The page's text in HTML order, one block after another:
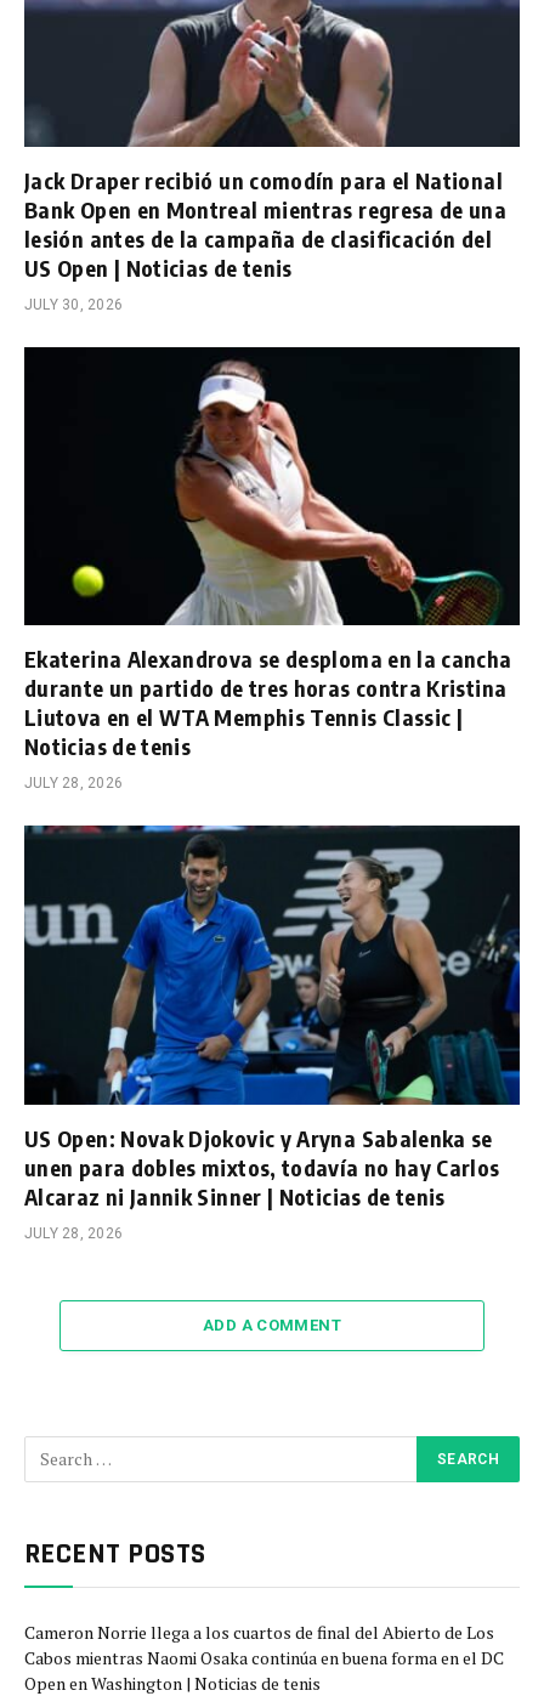
Jack Draper recibió un comodín para el National
Bank Open en Montreal mientras regresa de una
lesión antes de la campaña de clasificación del
US Open | Noticias de tenis
JULY 30, 2026
Ekaterina Alexandrova se desploma en la cancha
durante un partido de tres horas contra Kristina
Liutova en el WTA Memphis Tennis Classic |
Noticias de tenis
JULY 28, 2026
US Open: Novak Djokovic y Aryna Sabalenka se
unen para dobles mixtos, todavía no hay Carlos
Alcaraz ni Jannik Sinner | Noticias de tenis
JULY 28, 2026
ADD A COMMENT
RECENT POSTS
Cameron Norrie llega a los cuartos de final del Abierto de Los
Cabos mientras Naomi Osaka continúa en buena forma en el DC
Open en Washington | Noticias de tenis